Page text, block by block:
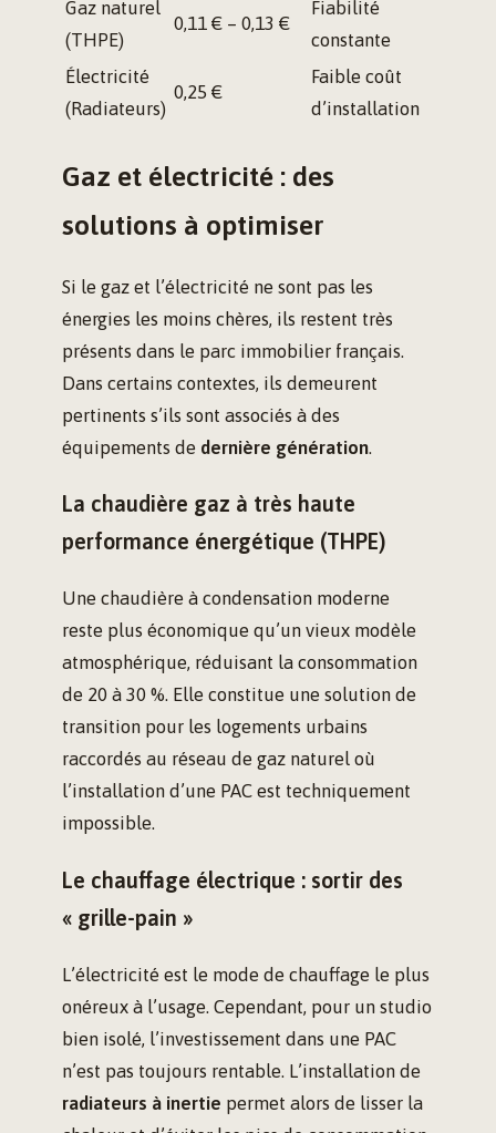
Gaz naturel
(THPE)
0,11 € – 0,13 €
Fiabilité
constante
Électricité
(Radiateurs)
0,25 €
Faible coût
d’installation
Gaz et électricité : des
solutions à optimiser
Si le gaz et l’électricité ne sont pas les
énergies les moins chères, ils restent très
présents dans le parc immobilier français.
Dans certains contextes, ils demeurent
pertinents s’ils sont associés à des
équipements de dernière génération.
La chaudière gaz à très haute
performance énergétique (THPE)
Une chaudière à condensation moderne
reste plus économique qu’un vieux modèle
atmosphérique, réduisant la consommation
de 20 à 30 %. Elle constitue une solution de
transition pour les logements urbains
raccordés au réseau de gaz naturel où
l’installation d’une PAC est techniquement
impossible.
Le chauffage électrique : sortir des
« grille-pain »
L’électricité est le mode de chauffage le plus
onéreux à l’usage. Cependant, pour un studio
bien isolé, l’investissement dans une PAC
n’est pas toujours rentable. L’installation de
radiateurs à inertie permet alors de lisser la